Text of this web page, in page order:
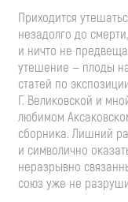
Приходится
незадолго до
и ничто не
утешение — плоды
статей по
Г. Великовской и
любимом
сборника. Лишний
и символично
неразрывно
союз уже не